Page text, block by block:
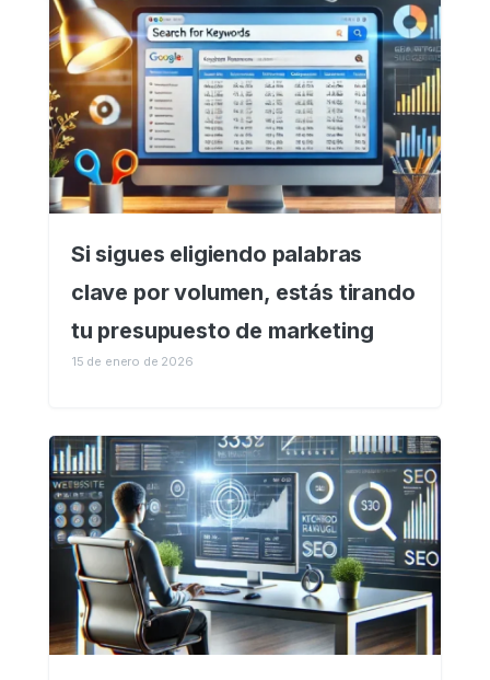
Si sigues eligiendo palabras
clave por volumen, estás tirando
tu presupuesto de marketing
15 de enero de 2026